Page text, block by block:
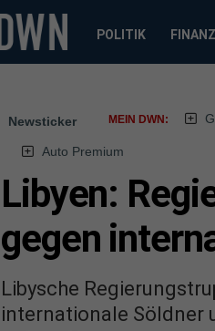
POLITIK
Newsticker MEIN DWN:
Auto Premium
Libyen:
gegen
Libysche
internationale Söldner